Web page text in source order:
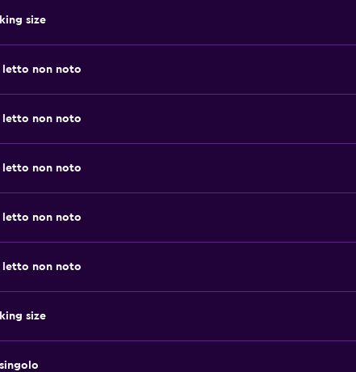
size
letto non noto
letto non noto
letto non noto
letto non noto
letto non noto
size